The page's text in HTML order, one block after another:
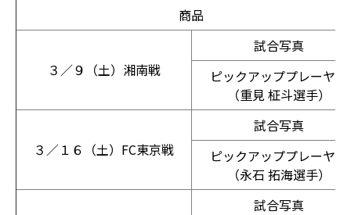
商品
３／９（土）湘南戦
試合写真
ピックアッププレーヤー
（重見 柾斗選手）
３／１６（土）FC東京戦
試合写真
ピックアッププレーヤー
（永石 拓海選手）
試合写真